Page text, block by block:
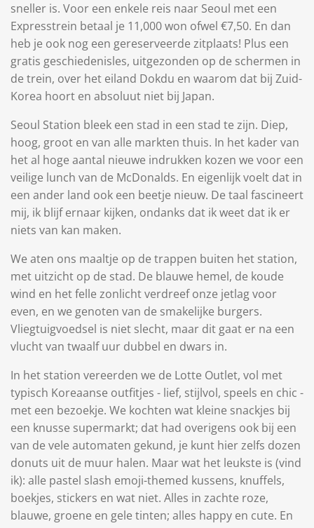
sneller is. Voor een enkele reis naar Seoul met een
Expresstrein betaal je 11,000 won ofwel €7,50. En dan
heb je ook nog een gereserveerde zitplaats! Plus een
gratis geschiedenisles, uitgezonden op de schermen in
de trein, over het eiland Dokdu en waarom dat bij Zuid-
Korea hoort en absoluut niet bij Japan.
Seoul Station bleek een stad in een stad te zijn. Diep,
hoog, groot en van alle markten thuis. In het kader van
het al hoge aantal nieuwe indrukken kozen we voor een
veilige lunch van de McDonalds. En eigenlijk voelt dat in
een ander land ook een beetje nieuw. De taal fascineert
mij, ik blijf ernaar kijken, ondanks dat ik weet dat ik er
niets van kan maken.
We aten ons maaltje op de trappen buiten het station,
met uitzicht op de stad. De blauwe hemel, de koude
wind en het felle zonlicht verdreef onze jetlag voor
even, en we genoten van de smakelijke burgers.
Vliegtuigvoedsel is niet slecht, maar dit gaat er na een
vlucht van twaalf uur dubbel en dwars in.
In het station vereerden we de Lotte Outlet, vol met
typisch Koreaanse outfitjes - lief, stijlvol, speels en chic -
met een bezoekje. We kochten wat kleine snackjes bij
een knusse supermarkt; dat had overigens ook bij een
van de vele automaten gekund, je kunt hier zelfs dozen
donuts uit de muur halen. Maar wat het leukste is (vind
ik): alle pastel slash emoji-themed kussens, knuffels,
boekjes, stickers en wat niet. Alles in zachte roze,
blauwe, groene en gele tinten; alles happy en cute. En